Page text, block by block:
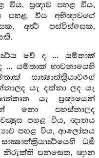
ප්‍රඥාව පහළ විය,
පහළ විය අභිඥාවගේ
අර්‍ත්‍ථ පස්විස්සෙක,
වේ ද ... යම්තාක්
ද ... යම්තාක් භාවනායෙහි
සාක්‍ෂාත්ක්‍රියාවගේ
යැ දක්නා ලද යැ
යැ ප්‍රඥායෙන්
නො පහස්නාලද
චක්‍ෂුස පහළ විය, ඥානය
පහළ විය, ආලෝකය
ධර්‍ම
නිරුක්ති පනසෙක, ඥාන